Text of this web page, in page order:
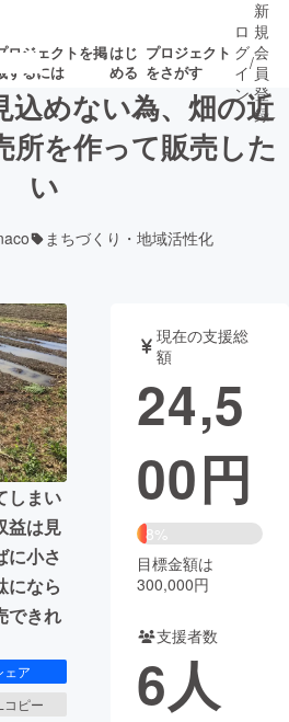
ロジェクトを掲
するには
はじ
める
プロジェクト
をさがす
新着プロ
ガジェット
書籍・雑誌
チャレンジ
域活性化
Good
CAMPFIRE Creation
納税
コミュニティ
ロ
グ
イ
ン
/
新
規
会
員
登
録
込めない為、畑の近
所を作って販売した
い
まちづくり・地域活性化
しまい
益は見
に小さ
になら
できれ
ェア
コピー
現在の支援総
額
24,5
00円
8%
目標金額は
300,000円
支援者数
6人